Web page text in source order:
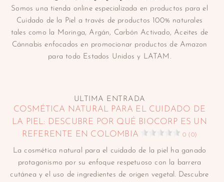
Somos una tienda online especializada en productos para el
Cuidado de la Piel a través de productos 100% naturales
tales como la Moringa, Argán, Carbón Activado, Aceites de
Cánnabis enfocados en promocionar productos de Amazon
para todo Estados Unidos y LATAM.
ULTIMA ENTRADA
COSMÉTICA NATURAL PARA EL CUIDADO DE
LA PIEL: DESCUBRE POR QUÉ BIOCORP ES UN
REFERENTE EN COLOMBIA
0 (0)
La cosmética natural para el cuidado de la piel ha ganado
protagonismo por su enfoque respetuoso con la barrera
cutánea y el uso de ingredientes de origen vegetal. Descubre